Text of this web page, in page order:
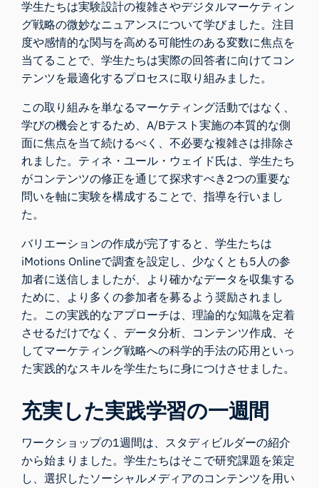
学生たちは実験設計の複雑さやデジタルマーケティン
グ戦略の微妙なニュアンスについて学びました。注目
度や感情的な関与を高める可能性のある変数に焦点を
当てることで、学生たちは実際の回答者に向けてコン
テンツを最適化するプロセスに取り組みました。
この取り組みを単なるマーケティング活動ではなく、
学びの機会とするため、A/Bテスト実施の本質的な側
面に焦点を当て続けるべく、不必要な複雑さは排除さ
れました。ティネ・ユール・ウェイド氏は、学生たち
がコンテンツの修正を通じて探求すべき2つの重要な
問いを軸に実験を構成することで、指導を行いまし
た。
バリエーションの作成が完了すると、学生たちは
iMotions Onlineで調査を設定し、少なくとも5人の参
加者に送信しましたが、より確かなデータを収集する
ために、より多くの参加者を募るよう奨励されまし
た。この実践的なアプローチは、理論的な知識を定着
させるだけでなく、データ分析、コンテンツ作成、そ
してマーケティング戦略への科学的手法の応用といっ
た実践的なスキルを学生たちに身につけさせました。
充実した実践学習の一週間
ワークショップの1週間は、スタディビルダーの紹介
から始まりました。学生たちはそこで研究課題を策定
し、選択したソーシャルメディアのコンテンツを用い